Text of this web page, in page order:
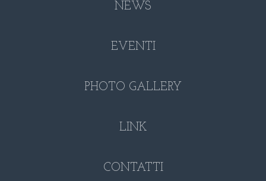
NEWS
EVENTI
PHOTO GALLERY
LINK
CONTATTI